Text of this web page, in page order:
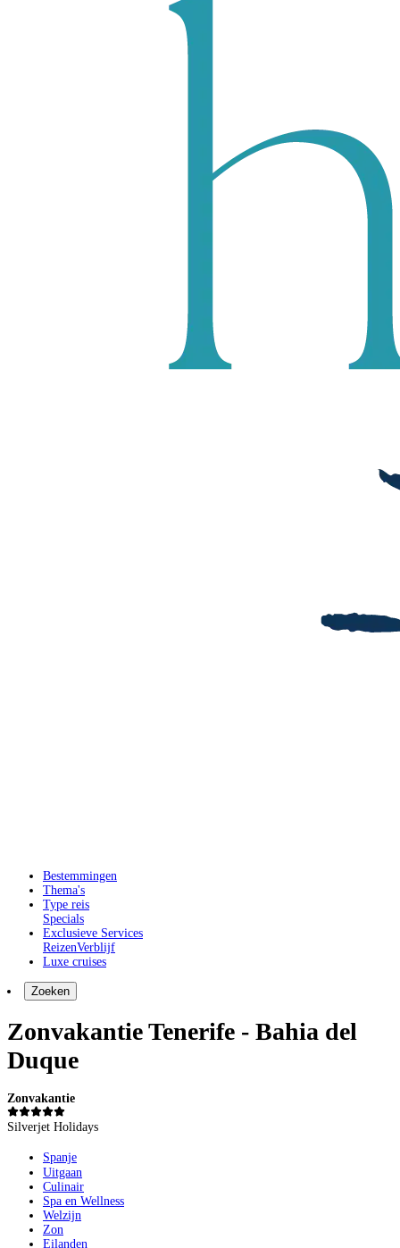
Bestemmingen
Thema's
Type reis
Specials
Exclusieve Services
ReizenVerblijf
Luxe cruises
Zoeken
Zonvakantie Tenerife - Bahia del
Duque
Zonvakantie
Silverjet Holidays
Spanje
Uitgaan
Culinair
Spa en Wellness
Welzijn
Zon
Eilanden